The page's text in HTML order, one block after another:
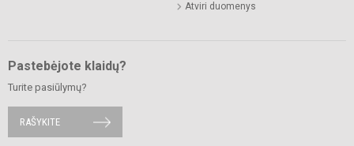
Atviri duomenys
Pastebėjote klaidų?
Turite pasiūlymų?
RAŠYKITE